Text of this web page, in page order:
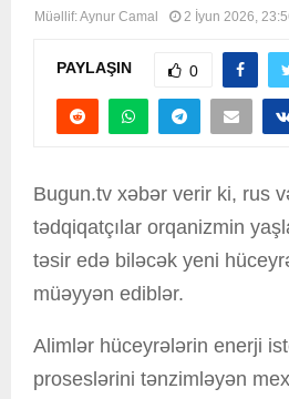
Müəllif:Aynur Camal 2 İyun 2026,
PAYLAŞIN 0
Bugun.tv xəbər verir ki, rus
tədqiqatçılar orqanizmin
təsir edə biləcək yeni
müəyyən ediblər.
Alimlər hüceyrələrin enerji
proseslərini tənzimləyən